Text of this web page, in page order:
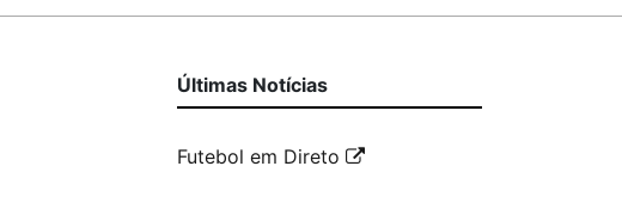
Últimas Notícias
Futebol em Direto